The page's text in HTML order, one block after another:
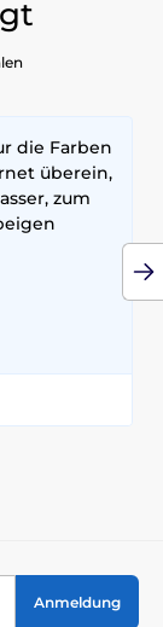
die Farben
überein,
zum
Anmeldung